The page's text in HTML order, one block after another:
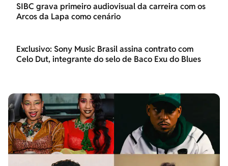
SIBC grava primeiro audiovisual da carreira com os
Arcos da Lapa como cenário
Exclusivo: Sony Music Brasil assina contrato com
Celo Dut, integrante do selo de Baco Exu do Blues